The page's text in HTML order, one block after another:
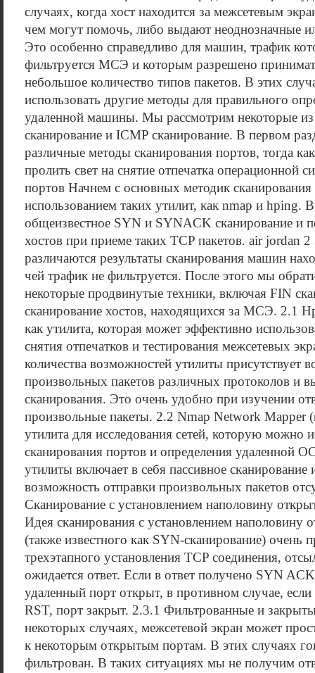
случаях, когда хост находится за межсетевым
чем могут помочь, либо выдают неоднозначные
Это особенно справедливо для машин, трафик
фильтруется МСЭ и которым разрешено
небольшое количество типов пакетов. В этих
использовать другие методы для правильного
удаленной машины. Мы рассмотрим некоторые
сканирование и ICMP сканирование. В первом
различные методы сканирования портов, тогда
пролить свет на снятие отпечатка операционной
портов Начнем с основных методик сканирования
использованием таких утилит, как nmap и hping.
общеизвестное SYN и SYNACK сканирование и
хостов при приеме таких TCP пакетов. air jordan
различаются результаты сканирования машин
чей трафик не фильтруется. После этого мы
некоторые продвинутые техники, включая FIN
сканирование хостов, находящихся за МСЭ. 2.1
как утилита, которая может эффективно
снятия отпечатков и тестирования межсетевых
количества возможностей утилиты присутствует
произвольных пакетов различных протоколов и
сканирования. Это очень удобно при изучении
произвольные пакеты. 2.2 Nmap Network Mapper
утилита для исследования сетей, которую можно
сканирования портов и определения удаленной
утилиты включает в себя пассивное сканирование
возможность отправки произвольных пакетов
Сканирование с установлением наполовину
Идея сканирования с установлением наполовину
(также известного как SYN-сканирование) очень
трехэтапного установления TCP соединения,
ожидается ответ. Если в ответ получено SYN
удаленный порт открыт, в противном случае,
RST, порт закрыт. 2.3.1 Фильтрованные и
некоторых случаях, межсетевой экран может
к некоторым открытым портам. В этих случаях
фильтрован. В таких ситуациях мы не получим